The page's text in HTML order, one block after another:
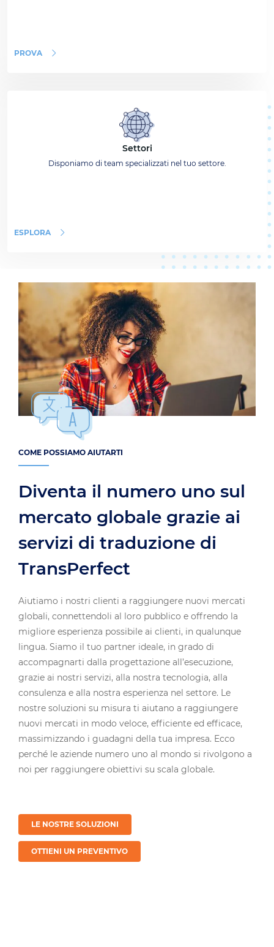
PROVA
Settori
Disponiamo di team specializzati nel tuo settore.
ESPLORA
COME POSSIAMO AIUTARTI
Diventa il numero uno sul
mercato globale grazie ai
servizi di traduzione di
TransPerfect
Aiutiamo i nostri clienti a raggiungere nuovi mercati
globali, connettendoli al loro pubblico e offrendo la
migliore esperienza possibile ai clienti, in qualunque
lingua. Siamo il tuo partner ideale, in grado di
accompagnarti dalla progettazione all’esecuzione,
grazie ai nostri servizi, alla nostra tecnologia, alla
consulenza e alla nostra esperienza nel settore. Le
nostre soluzioni su misura ti aiutano a raggiungere
nuovi mercati in modo veloce, efficiente ed efficace,
massimizzando i guadagni della tua impresa. Ecco
perché le aziende numero uno al mondo si rivolgono a
noi per raggiungere obiettivi su scala globale.
LE NOSTRE SOLUZIONI
OTTIENI UN PREVENTIVO